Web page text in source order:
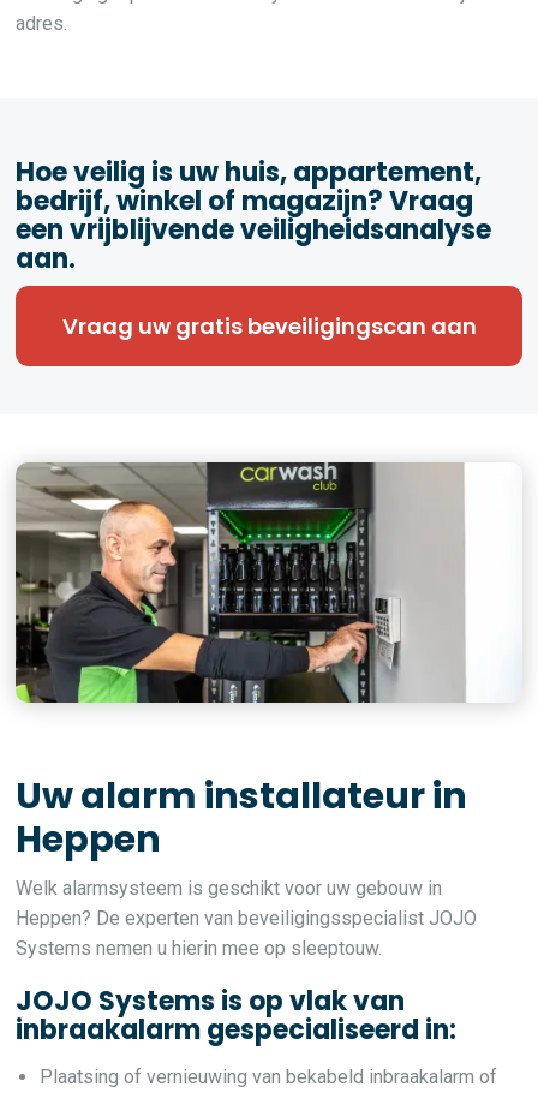
adres.
Hoe veilig is uw huis, appartement,
bedrijf, winkel of magazijn? Vraag
een vrijblijvende veiligheidsanalyse
aan.
Vraag uw gratis beveiligingscan aan
Uw alarm installateur in
Heppen
Welk alarmsysteem is geschikt voor uw gebouw in
Heppen? De experten van beveiligingsspecialist JOJO
Systems nemen u hierin mee op sleeptouw.
JOJO Systems is op vlak van
inbraakalarm gespecialiseerd in:
Plaatsing of vernieuwing van bekabeld inbraakalarm of